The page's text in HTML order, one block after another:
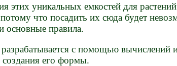
этих уникальных емкостей для
что посадить их сюда будет
основные правила.
с помощью вычислений
его формы.